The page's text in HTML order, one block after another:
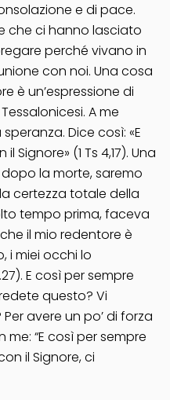
e di pace.
che ci hanno lasciato
perché vivano in
con noi. Una cosa
è un’espressione di
A me
Dice così: «E
Signore» (1 Ts 4,17). Una
la morte, saremo
certezza totale della
tempo prima, faceva
il mio redentore è
i miei occhi lo
E così per sempre
questo? Vi
avere un po’ di forza
“E così per sempre
il Signore, ci